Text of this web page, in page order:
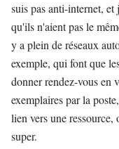
suis pas anti-internet,
qu'ils n'aient pas le
y a plein de réseaux
exemple, qui font que
donner rendez-vous en
exemplaires par la
lien vers une ressource,
super.